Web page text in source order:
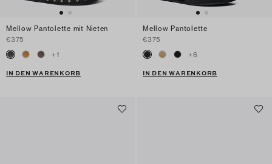
Mellow Pantolette mit Nieten
€375
+1
IN DEN WARENKORB
Mellow Pantolette
€375
+6
IN DEN WARENKORB